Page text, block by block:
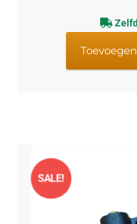
SALE!